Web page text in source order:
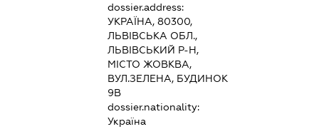
dossier.address:
УКРАЇНА, 80300,
ЛЬВІВСЬКА ОБЛ.,
ЛЬВІВСЬКИЙ Р-Н,
МІСТО ЖОВКВА,
ВУЛ.ЗЕЛЕНА, БУДИНОК
9В
dossier.nationality:
Україна